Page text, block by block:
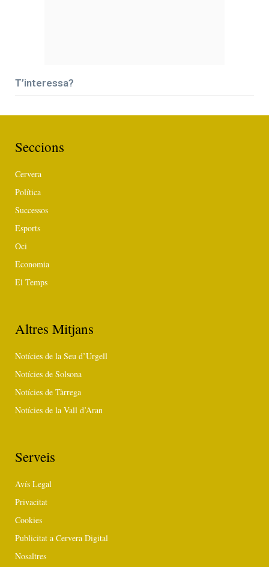
T’interessa?
Seccions
Cervera
Política
Successos
Esports
Oci
Economia
El Temps
Altres Mitjans
Notícies de la Seu d’Urgell
Notícies de Solsona
Notícies de Tàrrega
Notícies de la Vall d’Aran
Serveis
Avís Legal
Privacitat
Cookies
Publicitat a Cervera Digital
Nosaltres